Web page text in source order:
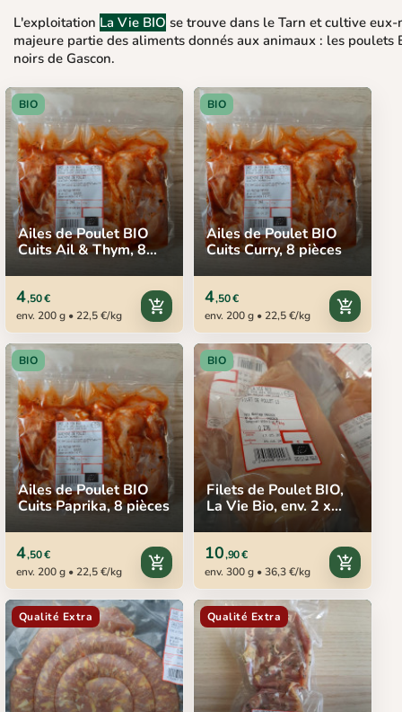
L'exploitation La Vie BIO se trouve dans le Tarn et cultive eux-
majeure partie des aliments donnés aux animaux : les poulets
noirs de Gascon.
BIO
Ailes de Poulet BIO
Cuits Ail & Thym, 8
4,50 €
env. 200 g • 22,5 €/kg
add_shopping_cart
BIO
Ailes de Poulet BIO
Cuits Curry, 8 pièces
4,50 €
env. 200 g • 22,5 €/kg
add_shopping_cart
BIO
Ailes de Poulet BIO
Cuits Paprika, 8 pièces
4,50 €
env. 200 g • 22,5 €/kg
add_shopping_cart
BIO
Filets de Poulet BIO,
La Vie Bio, env. 2 x
150 g
10,90 €
env. 300 g • 36,3 €/kg
add_shopping_cart
Qualité Extra Qualité Extra